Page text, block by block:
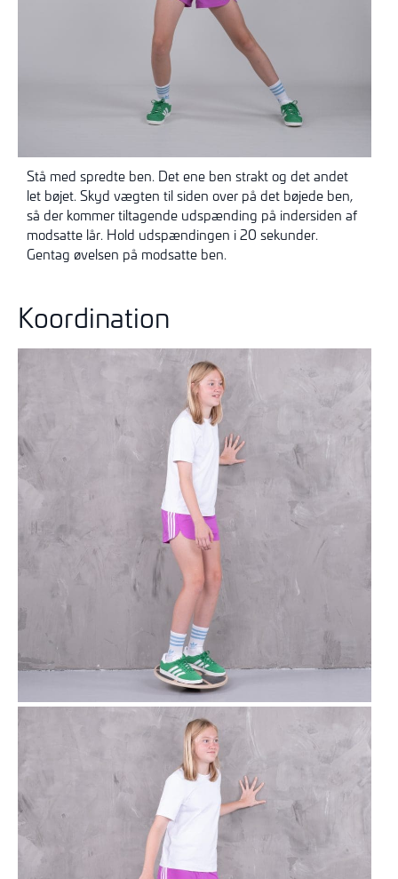
Stå med spredte ben. Det ene ben strakt og det andet
let bøjet. Skyd vægten til siden over på det bøjede ben,
så der kommer tiltagende udspænding på indersiden af
modsatte lår. Hold udspændingen i 20 sekunder.
Gentag øvelsen på modsatte ben.
Koordination